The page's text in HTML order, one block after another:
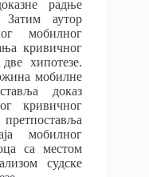
радње
Затим аутор
мобилног
кривичног
хипотезе.
мобилне
доказ
кривичног
мобилног
са местом
судске